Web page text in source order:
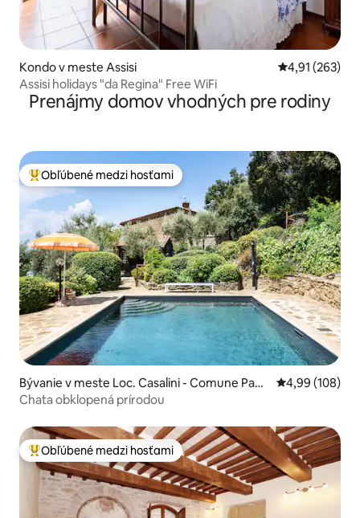
Kondo v meste Assisi Priemerné
4,91 (263)
Assisi holidays "da Regina" Free WiFi
Prenájmy domov vhodných pre rodiny
Najobľúbenejšie medzi hosťami
Obľúbené medzi hosťami
Bývanie v meste Loc. Casalini - Comune Pani
cale
Priemerné
4,99 (108)
Chata obklopená prírodou
Najobľúbenejšie medzi hosťami
Obľúbené medzi hosťami